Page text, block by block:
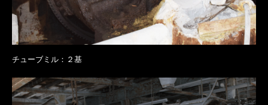
チューブミル：２基